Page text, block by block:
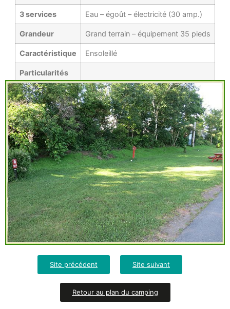
3 services Eau – égoût – électricité (30 amp.)
Grandeur Grand terrain – équipement 35 pieds
Caractéristique Ensoleillé
Particularités
Site précédent Site suivant
Retour au plan du camping